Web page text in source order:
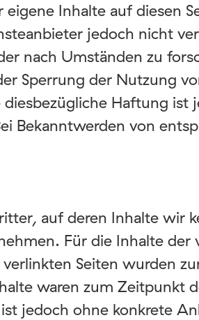
Inhalte auf diesen
jedoch nicht
nach Umständen zu
Sperrung der Nutzung
Haftung
Bekanntwerden von
auf deren Inhalte wir
Für die Inhalte
Seiten wurden
waren zum Zeitpunkt
jedoch ohne konkrete